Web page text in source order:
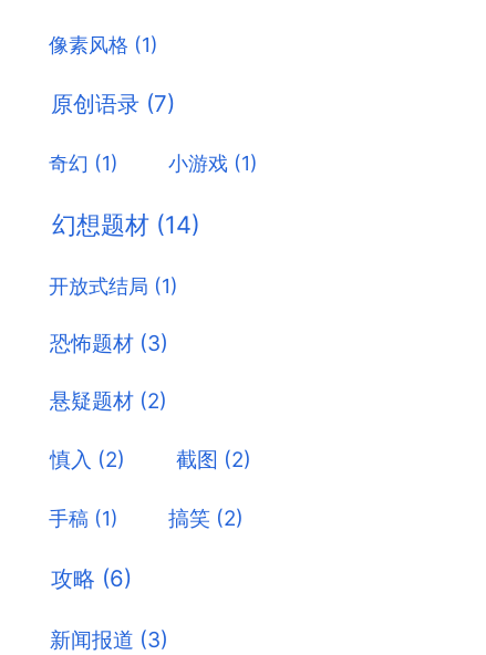
像素风格 (1)
原创语录 (7)
奇幻 (1) 小游戏 (1)
幻想题材 (14)
开放式结局 (1)
恐怖题材 (3)
悬疑题材(2)
慎入 (2) 截图 (2)
手稿 (1) 搞笑 (2)
攻略 (6)
新闻报道 (3)